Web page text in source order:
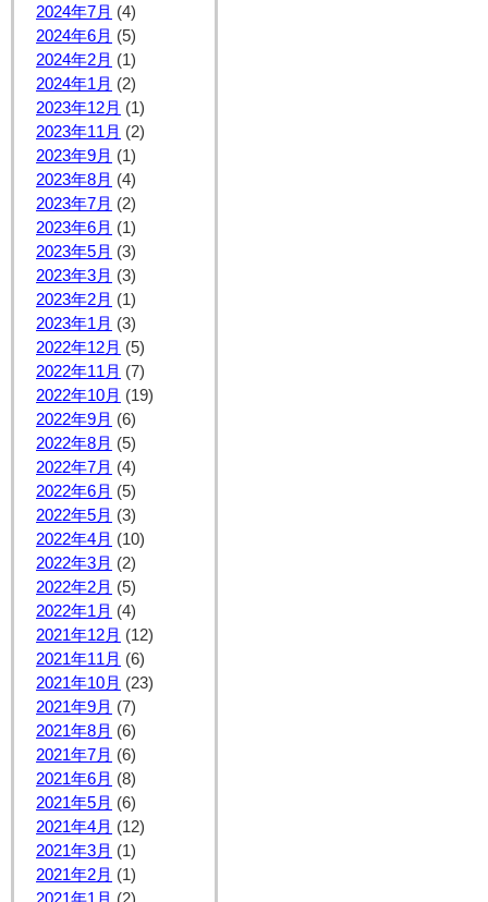
2024年7月 (4)
2024年6月 (5)
2024年2月 (1)
2024年1月 (2)
2023年12月 (1)
2023年11月 (2)
2023年9月 (1)
2023年8月 (4)
2023年7月 (2)
2023年6月 (1)
2023年5月 (3)
2023年3月 (3)
2023年2月 (1)
2023年1月 (3)
2022年12月 (5)
2022年11月 (7)
2022年10月 (19)
2022年9月 (6)
2022年8月 (5)
2022年7月 (4)
2022年6月 (5)
2022年5月 (3)
2022年4月 (10)
2022年3月 (2)
2022年2月 (5)
2022年1月 (4)
2021年12月 (12)
2021年11月 (6)
2021年10月 (23)
2021年9月 (7)
2021年8月 (6)
2021年7月 (6)
2021年6月 (8)
2021年5月 (6)
2021年4月 (12)
2021年3月 (1)
2021年2月 (1)